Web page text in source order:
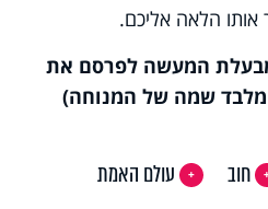
אותו הלאה אליכם.
המעשה לפרסם את
מלבד שמה של המנוחה)
חוב
עולם האמת